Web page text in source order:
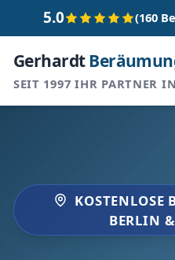
5.0 (160
Gerhardt
SEIT 1997 IHR PARTNER
KOSTENLOSE
BERLIN